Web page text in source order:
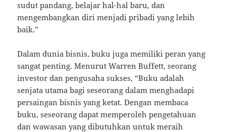
sudut pandang, belajar hal-hal baru, dan
mengembangkan diri menjadi pribadi yang lebih
baik.”
Dalam dunia bisnis, buku juga memiliki peran yang
sangat penting. Menurut Warren Buffett, seorang
investor dan pengusaha sukses, “Buku adalah
senjata utama bagi seseorang dalam menghadapi
persaingan bisnis yang ketat. Dengan membaca
buku, seseorang dapat memperoleh pengetahuan
dan wawasan yang dibutuhkan untuk meraih